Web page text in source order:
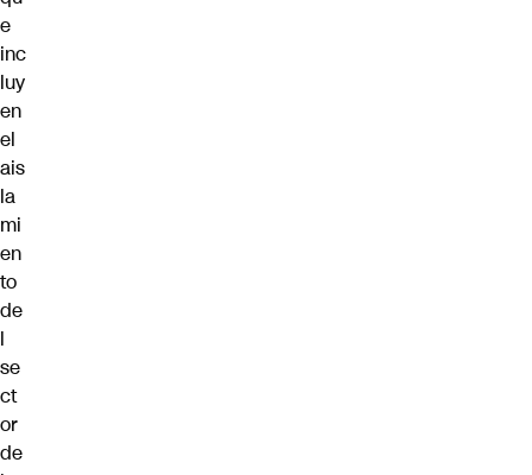
e
inc
luy
en
el
ais
la
mi
en
to
de
l
se
ct
or
de